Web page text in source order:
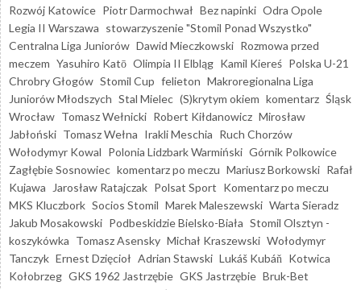
Rozwój Katowice Piotr Darmochwał Bez napinki Odra Opole
Legia II Warszawa stowarzyszenie "Stomil Ponad Wszystko"
Centralna Liga Juniorów Dawid Mieczkowski Rozmowa przed
meczem Yasuhiro Katō Olimpia II Elbląg Kamil Kiereś Polska U-21
Chrobry Głogów Stomil Cup felieton Makroregionalna Liga
Juniorów Młodszych Stal Mielec (S)krytym okiem komentarz Śląsk
Wrocław Tomasz Wełnicki Robert Kiłdanowicz Mirosław
Jabłoński Tomasz Wełna Irakli Meschia Ruch Chorzów
Wołodymyr Kowal Polonia Lidzbark Warmiński Górnik Polkowice
Zagłębie Sosnowiec komentarz po meczu Mariusz Borkowski Rafał
Kujawa
Jarosław Ratajczak Polsat Sport Komentarz po meczu
MKS Kluczbork Socios Stomil Marek Maleszewski Warta Sieradz
Jakub Mosakowski Podbeskidzie Bielsko-Biała Stomil Olsztyn -
koszykówka Tomasz Asensky Michał Kraszewski Wołodymyr
Tanczyk Ernest Dzięcioł Adrian Stawski Lukáš Kubáň Kotwica
Kołobrzeg GKS 1962 Jastrzębie GKS Jastrzębie Bruk-Bet